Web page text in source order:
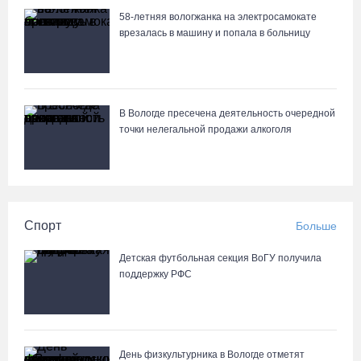
Вологжане сняли на видео медведей на Чукотке
58-летняя вологжанка на электросамокате
врезалась в машину и попала в больницу
В Вологде пресечена деятельность очередной
точки нелегальной продажи алкоголя
Спорт Больше
Детская футбольная секция ВоГУ получила
поддержку РФС
День физкультурника в Вологде отметят